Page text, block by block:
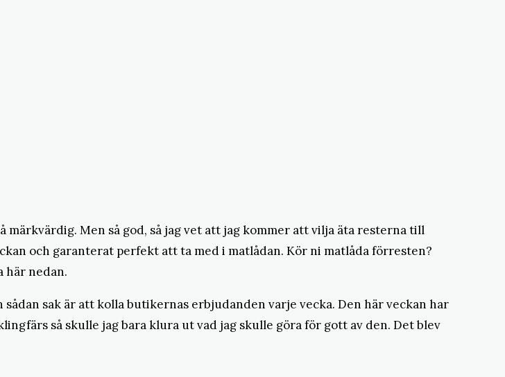
Men så god, så jag vet att jag kommer att vilja äta resterna till
och garanterat perfekt att ta med i matlådan. Kör ni matlåda förresten?
här nedan.
sak är att kolla butikernas erbjudanden varje vecka. Den här veckan har
så skulle jag bara klura ut vad jag skulle göra för gott av den. Det blev